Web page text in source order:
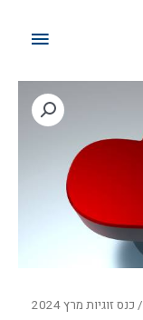
/ כנס זוגיות מרץ 2024